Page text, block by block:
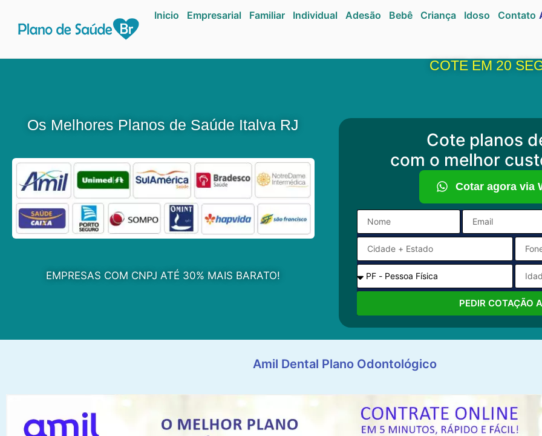
Inicio Empresarial Familiar Individual Adesão Bebê Criança Idoso Contato
Os Melhores Planos de Saúde Italva RJ
EMPRESAS COM CNPJ ATÉ 30% MAIS BARATO!
COTE EM 20
Cote planos
com o melhor
Cotar agora via
PEDIR COTAÇÃO
Amil Dental Plano Odontológico